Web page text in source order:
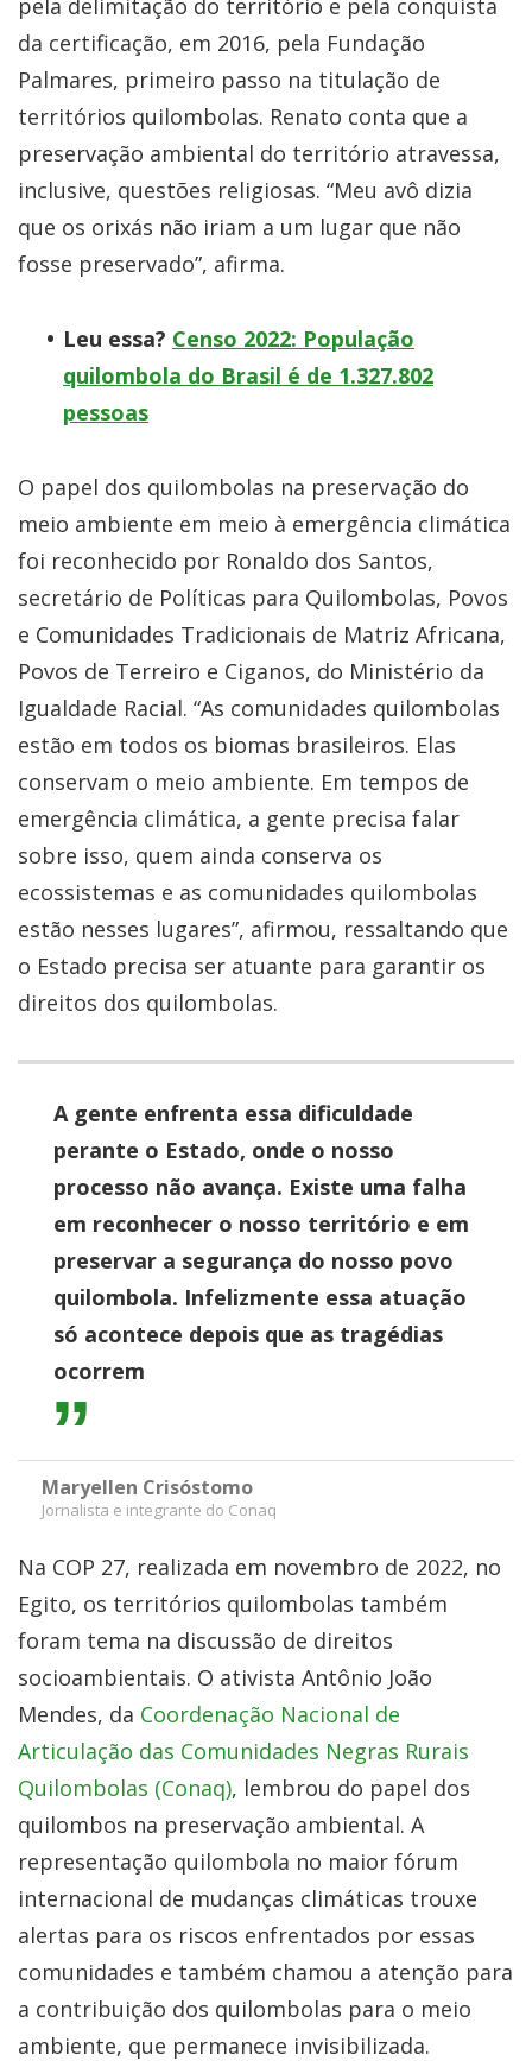
pela delimitação do território e pela conquista
da certificação, em 2016, pela Fundação
Palmares, primeiro passo na titulação de
territórios quilombolas. Renato conta que a
preservação ambiental do território atravessa,
inclusive, questões religiosas. “Meu avô dizia
que os orixás não iriam a um lugar que não
fosse preservado”, afirma.
Leu essa? Censo 2022: População
quilombola do Brasil é de 1.327.802
pessoas
O papel dos quilombolas na preservação do
meio ambiente em meio à emergência climática
foi reconhecido por Ronaldo dos Santos,
secretário de Políticas para Quilombolas, Povos
e Comunidades Tradicionais de Matriz Africana,
Povos de Terreiro e Ciganos, do Ministério da
Igualdade Racial. “As comunidades quilombolas
estão em todos os biomas brasileiros. Elas
conservam o meio ambiente. Em tempos de
emergência climática, a gente precisa falar
sobre isso, quem ainda conserva os
ecossistemas e as comunidades quilombolas
estão nesses lugares”, afirmou, ressaltando que
o Estado precisa ser atuante para garantir os
direitos dos quilombolas.
A gente enfrenta essa dificuldade
perante o Estado, onde o nosso
processo não avança. Existe uma falha
em reconhecer o nosso território e em
preservar a segurança do nosso povo
quilombola. Infelizmente essa atuação
só acontece depois que as tragédias
ocorrem
Maryellen Crisóstomo
Jornalista e integrante do Conaq
Na COP 27, realizada em novembro de 2022, no
Egito, os territórios quilombolas também
foram tema na discussão de direitos
socioambientais. O ativista Antônio João
Mendes, da Coordenação Nacional de
Articulação das Comunidades Negras Rurais
Quilombolas (Conaq), lembrou do papel dos
quilombos na preservação ambiental. A
representação quilombola no maior fórum
internacional de mudanças climáticas trouxe
alertas para os riscos enfrentados por essas
comunidades e também chamou a atenção para
a contribuição dos quilombolas para o meio
ambiente, que permanece invisibilizada.